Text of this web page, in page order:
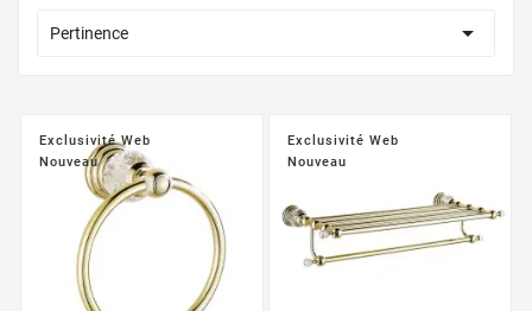
Pertinence 
Exclusivité Web
Nouveau
Exclusivité Web
Nouveau